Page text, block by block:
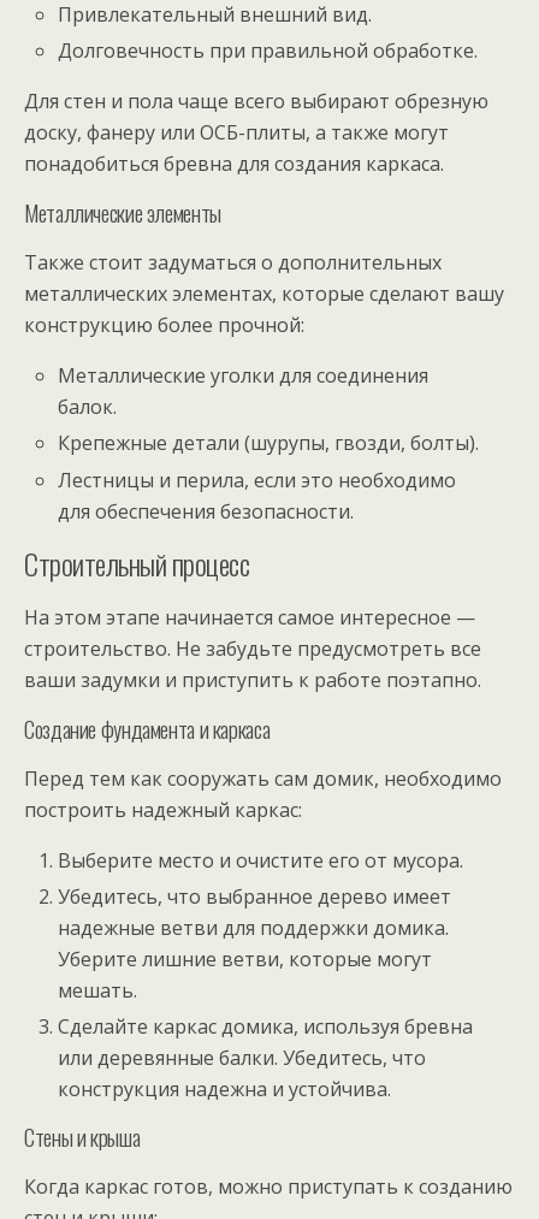
Привлекательный внешний вид.
Долговечность при правильной обработке.
Для стен и пола чаще всего выбирают обрезную
доску, фанеру или ОСБ-плиты, а также могут
понадобиться бревна для создания каркаса.
Металлические элементы
Также стоит задуматься о дополнительных
металлических элементах, которые сделают вашу
конструкцию более прочной:
Металлические уголки для соединения
балок.
Крепежные детали (шурупы, гвозди, болты).
Лестницы и перила, если это необходимо
для обеспечения безопасности.
Строительный процесс
На этом этапе начинается самое интересное —
строительство. Не забудьте предусмотреть все
ваши задумки и приступить к работе поэтапно.
Создание фундамента и каркаса
Перед тем как сооружать сам домик, необходимо
построить надежный каркас:
Выберите место и очистите его от мусора.
Убедитесь, что выбранное дерево имеет
надежные ветви для поддержки домика.
Уберите лишние ветви, которые могут
мешать.
Сделайте каркас домика, используя бревна
или деревянные балки. Убедитесь, что
конструкция надежна и устойчива.
Стены и крыша
Когда каркас готов, можно приступать к созданию